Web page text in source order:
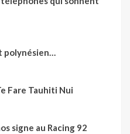
polynésien…
Fare Tauhiti Nui
signe au Racing 92